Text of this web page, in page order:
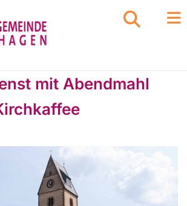
mit Abendmahl